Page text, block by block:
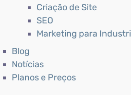
Criação de Site
SEO
Marketing para
Blog
Notícias
Planos e Preços